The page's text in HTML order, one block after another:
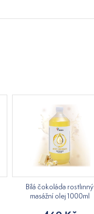
Bílá čokoláda rostlinný
masážní olej 1000ml